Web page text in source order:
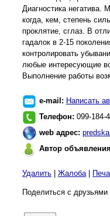
Диагностика негатива.
когда, кем, степень
проклятие, сглаз. В
гадалок в 2-15
контролировать
любые интересующие
Выполнение работы
e-mail: Написать
Телефон: 099-184-
web адрес:
Автор
Удалить Жалоба|
Поделиться с